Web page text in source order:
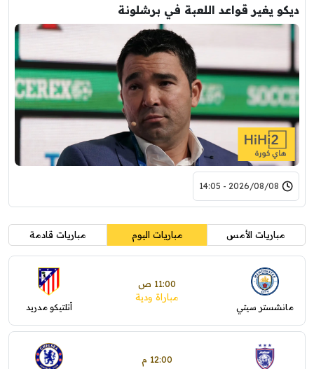
ديكو يغير قواعد اللعبة في برشلونة
2026/08/08 - 14:05
مباريات الأمس مباريات اليوم مباريات قادمة
مانشستر سيتي
11:00 ص
مباراة ودية
أتلتيكو مدريد
12:00 م